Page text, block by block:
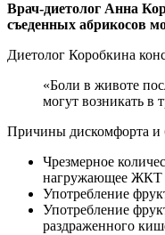
Врач-диетолог Анна
съеденных абрикосов
Диетолог Коробкина
«Боли в животе
могут возникать в
Причины дискомфорта и
Чрезмерное
нагружающее ЖКТ
Употребление
Употребление
раздраженного